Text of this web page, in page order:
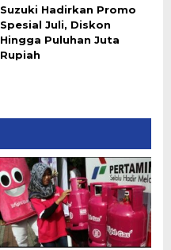
Suzuki Hadirkan Promo
Spesial Juli, Diskon
Hingga Puluhan Juta
Rupiah